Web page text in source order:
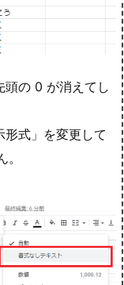
頭の 0 が消えてし
式」を変更して